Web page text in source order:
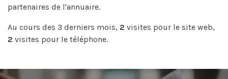
partenaires de l'annuaire.
Au cours des 3 derniers mois, 2 visites pour le site web,
2 visites pour le téléphone.